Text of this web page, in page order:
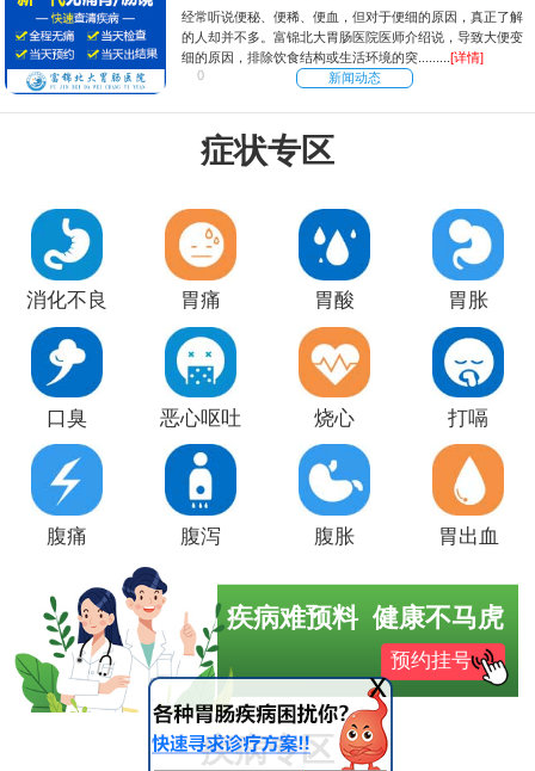
经常听说便秘、便稀、便血，但对于便细的原因，真正了解
的人却并不多。富锦北大胃肠医院医师介绍说，导致大便变
细的原因，排除饮食结构或生活环境的突.........[详情]
0
新闻动态
症状专区
消化不良 胃痛 胃酸 胃胀
口臭 恶心呕吐 烧心 打嗝
腹痛 腹泻 腹胀 胃出血
疾病难预料 健康不马虎
预约挂号
疾病专区
x